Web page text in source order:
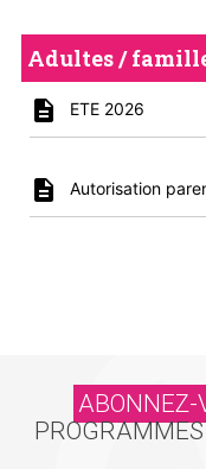
Adultes /
ETE 2026
description
Autorisation
description
ABONNEZ-